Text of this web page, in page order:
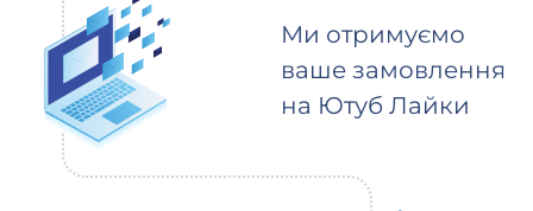
Ми отримуємо
ваше замовлення
на Ютуб Лайки